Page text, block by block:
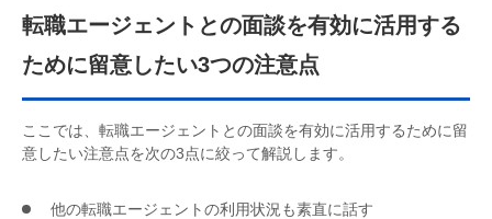
転職エージェントとの面談を有効に活用する
ために留意したい3つの注意点
ここでは、転職エージェントとの面談を有効に活用するために留
意したい注意点を次の3点に絞って解説します。
他の転職エージェントの利用状況も素直に話す